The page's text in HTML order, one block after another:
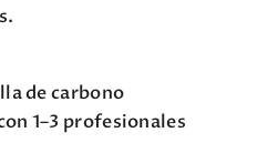
de carbono
1–3 profesionales